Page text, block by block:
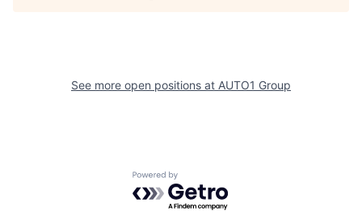
See more open positions at AUTO1 Group
Powered by Getro.com